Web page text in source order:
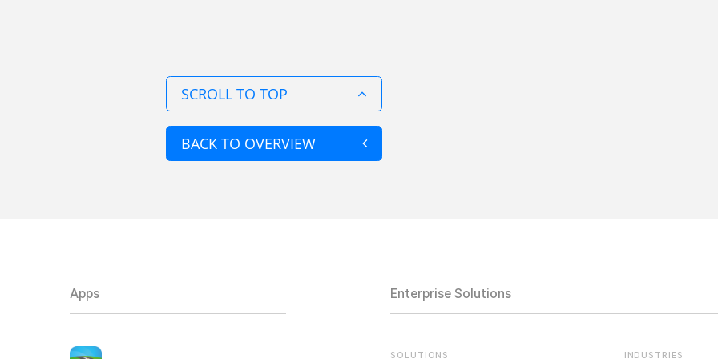
SCROLL TO TOP
BACK TO OVERVIEW
Apps Enterprise Solutions
SOLUTIONS INDUSTRIES